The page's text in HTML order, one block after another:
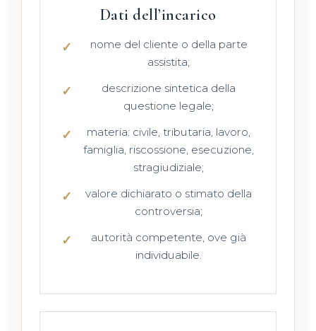
Dati dell’incarico
nome del cliente o della parte
assistita;
descrizione sintetica della
questione legale;
materia: civile, tributaria, lavoro,
famiglia, riscossione, esecuzione,
stragiudiziale;
valore dichiarato o stimato della
controversia;
autorità competente, ove già
individuabile.